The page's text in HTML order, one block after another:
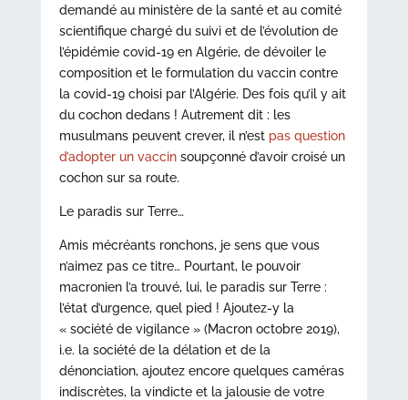
demandé au ministère de la santé et au comité
scientifique chargé du suivi et de l’évolution de
l’épidémie covid-19 en Algérie, de dévoiler le
composition et le formulation du vaccin contre
la covid-19 choisi par l’Algérie. Des fois qu’il y ait
du cochon dedans ! Autrement dit : les
musulmans peuvent crever, il n’estpas question
d’adopter un vaccinsoupçonné d’avoir croisé un
cochon sur sa route.
Le paradis sur Terre…
Amis mécréants ronchons, je sens que vous
n’aimez pas ce titre… Pourtant, le pouvoir
macronien l’a trouvé, lui, le paradis sur Terre :
l’état d’urgence, quel pied ! Ajoutez-y la
« société de vigilance » (Macron octobre 2019),
i.e. la société de la délation et de la
dénonciation, ajoutez encore quelques caméras
indiscrètes, la vindicte et la jalousie de votre